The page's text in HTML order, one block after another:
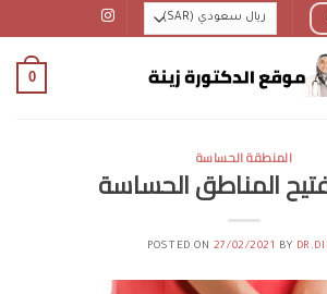
0
المنطقة الحساسة
المناطق الحساسة
POSTED ON 27/02/2021 BY